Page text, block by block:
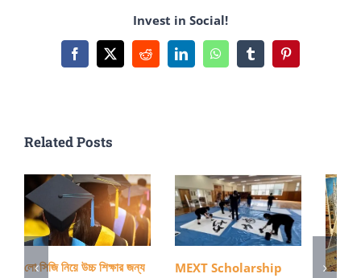
নিজের
প্রোফাইল
Invest in Social!
Facebook
X RedditLinkedInWhatsAppTumblrPinterest
Related Posts
লো সিজি নিয়ে উচ্চ শিক্ষার জন্য
MEXT Scholarship